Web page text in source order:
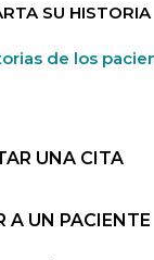
SU HISTORIA
de los
UNA CITA
A UN PACIENTE